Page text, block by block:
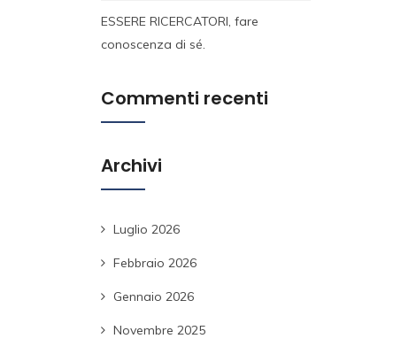
ESSERE RICERCATORI, fare
conoscenza di sé.
Commenti recenti
Archivi
Luglio 2026
Febbraio 2026
Gennaio 2026
Novembre 2025